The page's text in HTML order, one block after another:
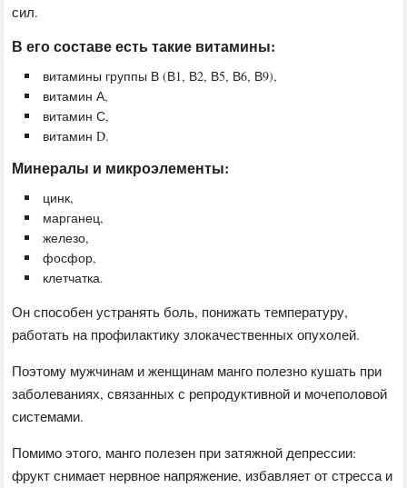
сил.
В его составе есть такие витамины:
витамины группы В (В1, В2, В5, В6, В9),
витамин А,
витамин С,
витамин D.
Минералы и микроэлементы:
цинк,
марганец,
железо,
фосфор,
клетчатка.
Он способен устранять боль, понижать температуру,
работать на профилактику злокачественных опухолей.
Поэтому мужчинам и женщинам манго полезно кушать при
заболеваниях, связанных с репродуктивной и мочеполовой
системами.
Помимо этого, манго полезен при затяжной депрессии:
фрукт снимает нервное напряжение, избавляет от стресса и